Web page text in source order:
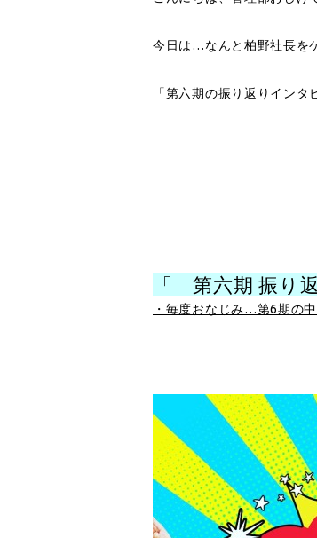
今日は…なんと柏野社長を
「第六期の振り返りイン
「 第六期 振り
・毎度おなじみ…第6期の